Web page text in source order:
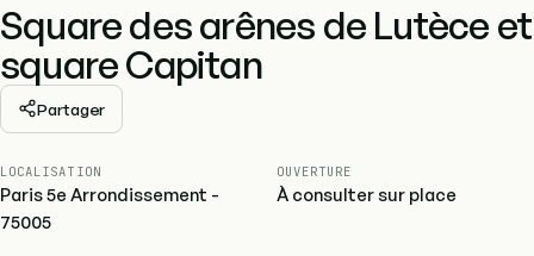
Square des arênes de Lutèce et
square Capitan
Partager
LOCALISATION
Paris 5e Arrondissement -
75005
OUVERTURE
À consulter sur place